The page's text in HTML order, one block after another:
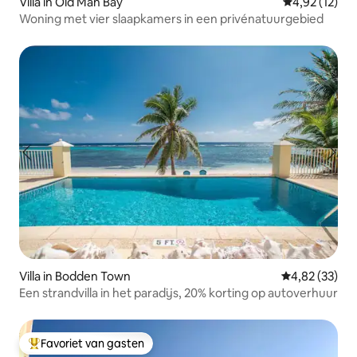
Woning met vier slaapkamers in een privénatuurgebied
Villa in Bodden Town Gemiddelde
4,82 (33)
Een strandvilla in het paradijs, 20% korting op autoverhuur
Topfavoriet van gasten
Favoriet van gasten